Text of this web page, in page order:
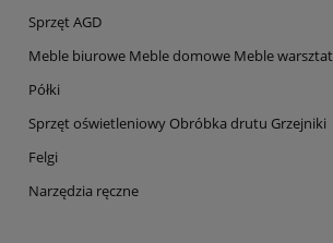
Sprzęt AGD
Meble biurowe Meble domowe Meble
Półki
Sprzęt oświetleniowy Obróbka drutu Grzejniki
Felgi
Narzędzia ręczne